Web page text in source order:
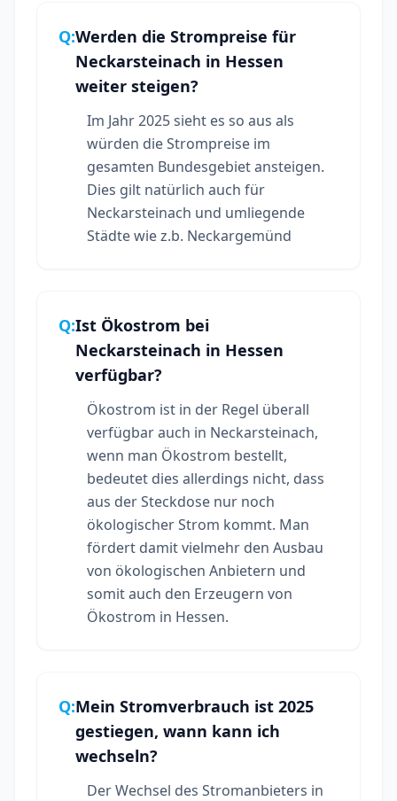
Q:Werden die Strompreise für
Neckarsteinach in Hessen
weiter steigen?
Im Jahr 2025 sieht es so aus als
würden die Strompreise im
gesamten Bundesgebiet ansteigen.
Dies gilt natürlich auch für
Neckarsteinach und umliegende
Städte wie z.b. Neckargemünd
Q:Ist Ökostrom bei
Neckarsteinach in Hessen
verfügbar?
Ökostrom ist in der Regel überall
verfügbar auch in Neckarsteinach,
wenn man Ökostrom bestellt,
bedeutet dies allerdings nicht, dass
aus der Steckdose nur noch
ökologischer Strom kommt. Man
fördert damit vielmehr den Ausbau
von ökologischen Anbietern und
somit auch den Erzeugern von
Ökostrom in Hessen.
Q:Mein Stromverbrauch ist 2025
gestiegen, wann kann ich
wechseln?
Der Wechsel des Stromanbieters in